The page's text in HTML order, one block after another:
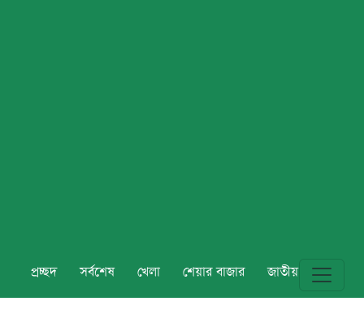
প্রচ্ছদ সর্বশেষ খেলা শেয়ার বাজার জাতীয় বিশ্ব